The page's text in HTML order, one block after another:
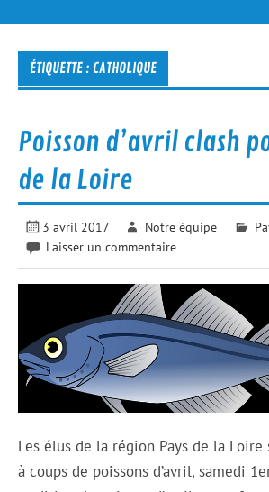
ÉTIQUETTE : CATHOLIQUE
Poisson d’avril clash
de la Loire
3 avril 2017 Notre équipe
Laisser un commentaire
Les élus de la région Pays de la
à coups de poissons d’avril, samedi